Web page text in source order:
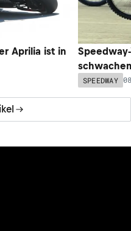
Aprilia ist in
SPEEDWAY